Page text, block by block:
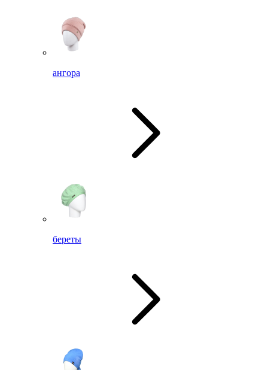
ангора
береты